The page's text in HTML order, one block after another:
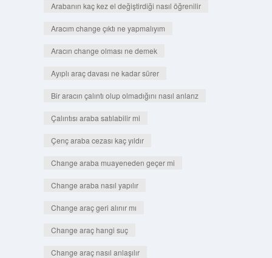
Arabanın kaç kez el değiştirdiği nasıl öğrenilir
Aracım change çıktı ne yapmalıyım
Aracın change olması ne demek
Ayıplı araç davası ne kadar sürer
Bir aracın çalıntı olup olmadığını nasıl anlarız
Çalıntısı araba satılabilir mi
Çenç araba cezası kaç yıldır
Change araba muayeneden geçer mi
Change araba nasıl yapılır
Change araç geri alınır mı
Change araç hangi suç
Change araç nasıl anlaşılır